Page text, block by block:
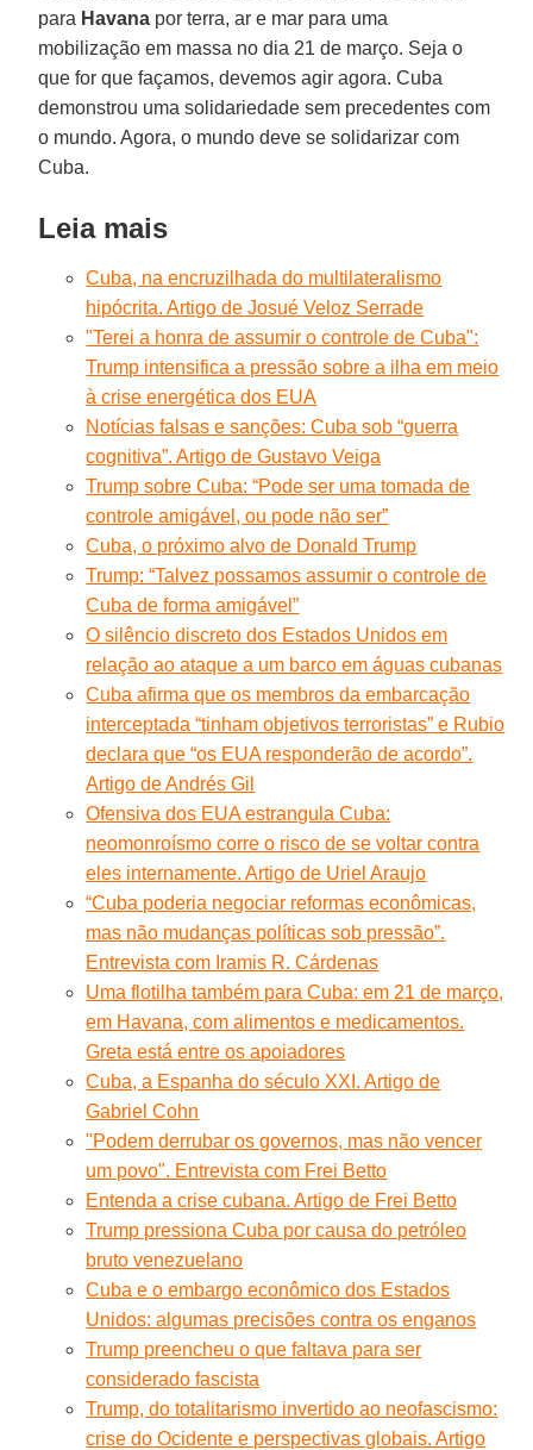
para Havana por terra, ar e mar para uma
mobilização em massa no dia 21 de março. Seja o
que for que façamos, devemos agir agora. Cuba
demonstrou uma solidariedade sem precedentes com
o mundo. Agora, o mundo deve se solidarizar com
Cuba.
Leia mais
Cuba, na encruzilhada do multilateralismo
hipócrita. Artigo de Josué Veloz Serrade
"Terei a honra de assumir o controle de Cuba":
Trump intensifica a pressão sobre a ilha em meio
à crise energética dos EUA
Notícias falsas e sanções: Cuba sob “guerra
cognitiva”. Artigo de Gustavo Veiga
Trump sobre Cuba: “Pode ser uma tomada de
controle amigável, ou pode não ser”
Cuba, o próximo alvo de Donald Trump
Trump: “Talvez possamos assumir o controle de
Cuba de forma amigável”
O silêncio discreto dos Estados Unidos em
relação ao ataque a um barco em águas cubanas
Cuba afirma que os membros da embarcação
interceptada “tinham objetivos terroristas” e Rubio
declara que “os EUA responderão de acordo”.
Artigo de Andrés Gil
Ofensiva dos EUA estrangula Cuba:
neomonroísmo corre o risco de se voltar contra
eles internamente. Artigo de Uriel Araujo
“Cuba poderia negociar reformas econômicas,
mas não mudanças políticas sob pressão”.
Entrevista com Iramis R. Cárdenas
Uma flotilha também para Cuba: em 21 de março,
em Havana, com alimentos e medicamentos.
Greta está entre os apoiadores
Cuba, a Espanha do século XXI. Artigo de
Gabriel Cohn
"Podem derrubar os governos, mas não vencer
um povo". Entrevista com Frei Betto
Entenda a crise cubana. Artigo de Frei Betto
Trump pressiona Cuba por causa do petróleo
bruto venezuelano
Cuba e o embargo econômico dos Estados
Unidos: algumas precisões contra os enganos
Trump preencheu o que faltava para ser
considerado fascista
Trump, do totalitarismo invertido ao neofascismo:
crise do Ocidente e perspectivas globais. Artigo